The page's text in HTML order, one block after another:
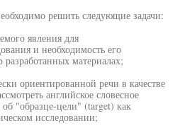
решить следующие задачи:
явления для
и необходимость его
материалах;
ориентированной речи в качестве
английское словесное
"образце-цели" (target) как
исследовании;